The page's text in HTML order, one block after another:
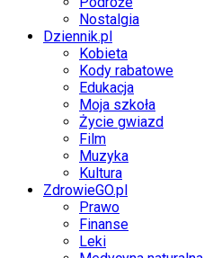
Nostalgia
Dziennik.pl
Kobieta
Kody rabatowe
Edukacja
Moja szkoła
Życie gwiazd
Film
Muzyka
Kultura
ZdrowieGO.pl
Prawo
Finanse
Leki